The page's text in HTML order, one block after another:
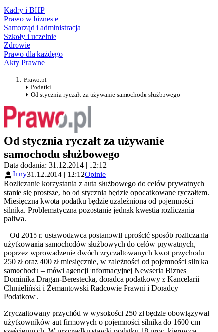
Kadry i BHP
Prawo w biznesie
Samorząd i administracja
Szkoły i uczelnie
Zdrowie
Prawo dla każdego
Akty Prawne
Prawo.pl
Podatki
Od stycznia ryczałt za używanie samochodu służbowego
Od stycznia ryczałt za używanie
samochodu służbowego
Data dodania: 31.12.2014 | 12:12
Inny31.12.2014 | 12:12Opinie
Rozliczanie korzystania z auta służbowego do celów prywatnych
stanie się prostsze, bo od stycznia będzie opodatkowane ryczałtem.
Miesięczna kwota podatku będzie uzależniona od pojemności
silnika. Problematyczna pozostanie jednak kwestia rozliczania
paliwa.
– Od 2015 r. ustawodawca postanowił uprościć sposób rozliczania
użytkowania samochodów służbowych do celów prywatnych,
poprzez wprowadzenie dwóch zryczałtowanych kwot przychodu –
250 zł oraz 400 zł miesięcznie, w zależności od pojemności silnika
samochodu – mówi agencji informacyjnej Newseria Biznes
Dominika Dragan-Berestecka, doradca podatkowy z Kancelarii
Chmieliński i Żemantowski Radcowie Prawni i Doradcy
Podatkowi.
Zryczałtowany przychód w wysokości 250 zł będzie obowiązywał
użytkowników aut firmowych o pojemności silnika do 1600 cm